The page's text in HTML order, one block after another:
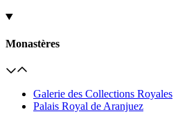
Monastères
Galerie des Collections Royales
Palais Royal de Aranjuez